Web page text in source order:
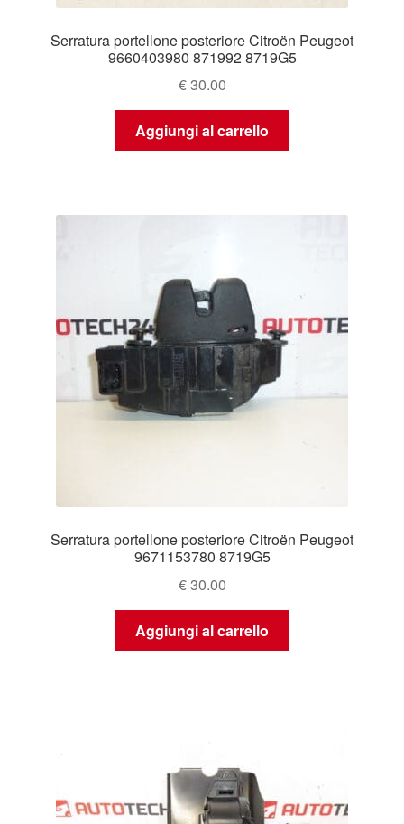
Serratura portellone posteriore Citroën Peugeot
9660403980 871992 8719G5
€30.00
Aggiungi al carrello
Serratura portellone posteriore Citroën Peugeot
9671153780 8719G5
€30.00
Aggiungi al carrello